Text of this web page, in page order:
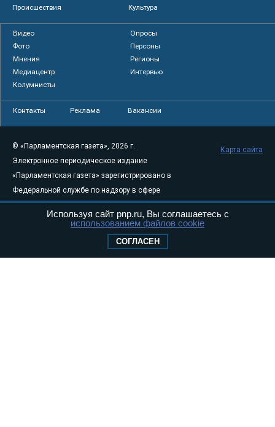
Происшествия
Культура
Видео
Опросы
Фото
Персоны
Мнения
Регионы
Медиацентр
Интервью
Колумнисты
Контакты Реклама Вакансии
© «Парламентская газета», 2026 г.
Электронное периодическое издание
«Парламентская газета» зарегистрировано в
Федеральной службе по надзору в сфере
связи, информационных технологий и
массовых коммуникаций (Роскомнадзор) 05
Свидетельство о регистрации Эл № ФС77-
Карта сайта
Используя сайт pnp.ru, Вы соглашаетесь с
использованием файлов cookie
СОГЛАСЕН